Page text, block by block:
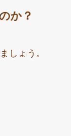
か？
しょう。